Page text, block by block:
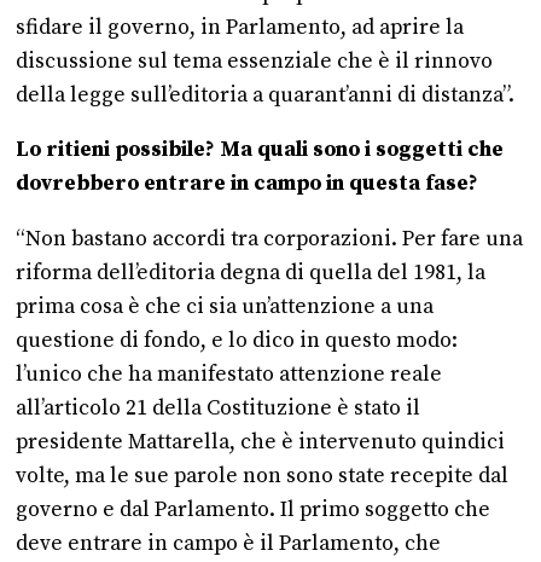
sfidare il governo, in Parlamento, ad aprire la
discussione sul tema essenziale che è il rinnovo
della legge sull’editoria a quarant’anni di distanza”.
Lo ritieni possibile? Ma quali sono i soggetti che
dovrebbero entrare in campo in questa fase?
“Non bastano accordi tra corporazioni. Per fare una
riforma dell’editoria degna di quella del 1981, la
prima cosa è che ci sia un’attenzione a una
questione di fondo, e lo dico in questo modo:
l’unico che ha manifestato attenzione reale
all’articolo 21 della Costituzione è stato il
presidente Mattarella, che è intervenuto quindici
volte, ma le sue parole non sono state recepite dal
governo e dal Parlamento. Il primo soggetto che
deve entrare in campo è il Parlamento, che